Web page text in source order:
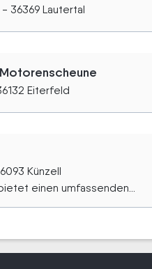
36369 Lautertal
Eiterfeld
Künzell
einen umfassenden...